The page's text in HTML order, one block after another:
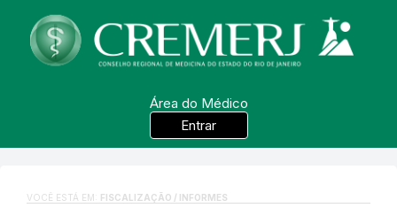
Área do Médico
Entrar
VOCÊ ESTÁ EM: FISCALIZAÇÃO / INFORMES